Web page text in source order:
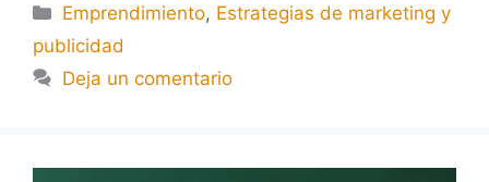
Emprendimiento, Estrategias de marketing y
publicidad
Deja un comentario